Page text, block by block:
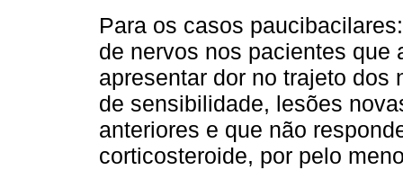
Para os casos
de nervos nos pacientes que
apresentar dor no trajeto dos
de sensibilidade, lesões
anteriores e que não
corticosteroide, por pelo